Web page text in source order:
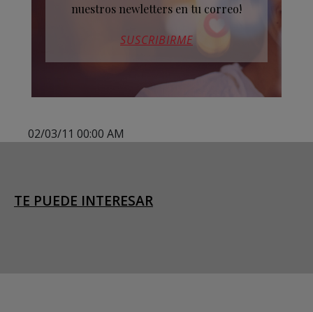
nuestros newletters en tu correo!
SUSCRIBIRME
02/03/11 00:00 AM
TE PUEDE INTERESAR